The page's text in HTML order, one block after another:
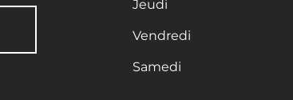
Jeudi
Vendredi
Samedi